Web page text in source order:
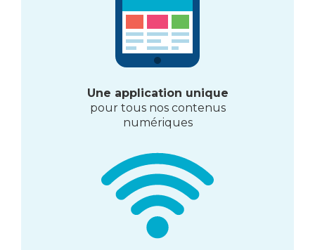
Une application unique
pour tous nos contenus
numériques